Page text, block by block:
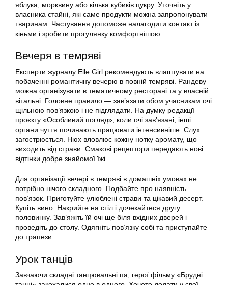
яблука, морквину або кілька кубиків цукру. Уточніть у
власника стайні, які саме продукти можна запропонувати
тваринам. Частування допоможе налагодити контакт із
кіньми і зробити прогулянку комфортнішою.
Вечеря в темряві
Експерти журналу Elle Girl рекомендують влаштувати на
побаченні романтичну вечерю в повній темряві. Рандеву
можна організувати в тематичному ресторані та у власній
вітальні. Головне правило — зав’язати обом учасникам очі
щільною пов’язкою і не підглядати. На думку редакції
проєкту «Особливий погляд», коли очі зав’язані, інші
органи чуття починають працювати інтенсивніше. Слух
загострюється. Нюх вловлює кожну нотку аромату, що
виходить від страви. Смакові рецептори передають нові
відтінки добре знайомої їжі.
Для організації вечері в темряві в домашніх умовах не
потрібно нічого складного. Подбайте про наявність
пов’язок. Приготуйте улюблені страви та цікавий десерт.
Купіть вино. Накрийте на стіл і дочекайтеся другу
половинку. Зав’яжіть їй очі ще біля вхідних дверей і
проведіть до столу. Одягніть пов’язку собі та приступайте
до трапези.
Урок танців
Завчаючи складні танцювальні па, герої фільму «Брудні